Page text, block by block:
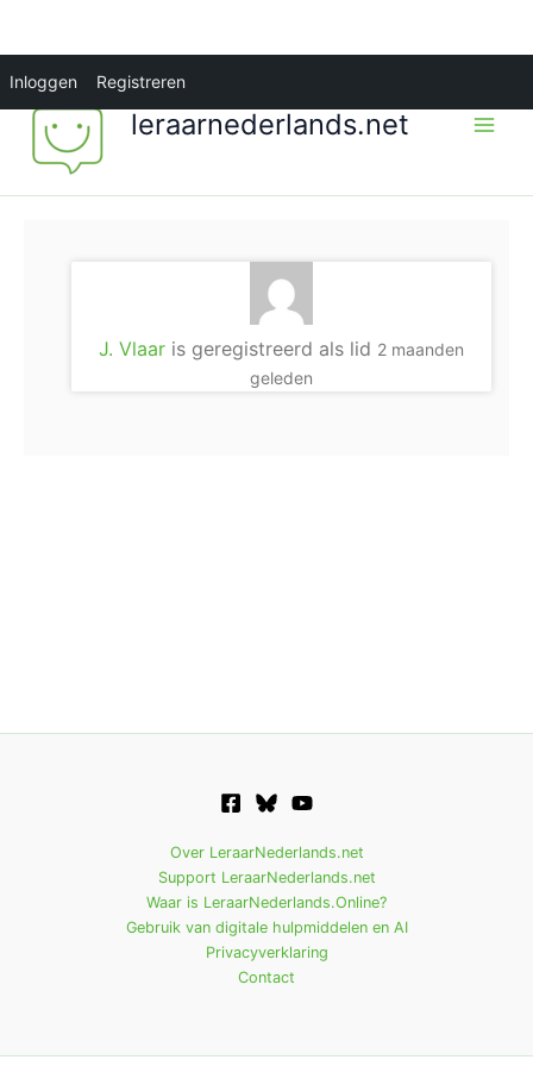
Inloggen Registreren
inhoud
leraarnederlands.net
J. Vlaar is geregistreerd als lid 2 maanden
geleden
Over LeraarNederlands.net
Support LeraarNederlands.net
Waar is LeraarNederlands.Online?
Gebruik van digitale hulpmiddelen en AI
Privacyverklaring
Contact